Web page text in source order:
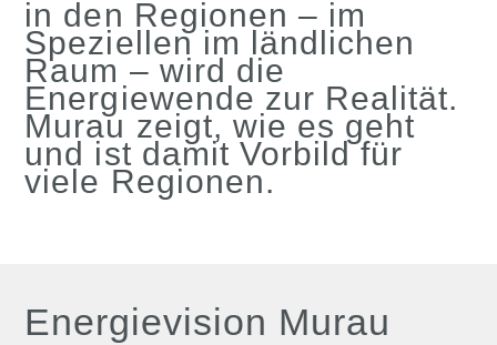
in den Regionen – im
Speziellen im ländlichen
Raum – wird die
Energiewende zur Realität.
Murau zeigt, wie es geht
und ist damit Vorbild für
viele Regionen.
Energievision Murau